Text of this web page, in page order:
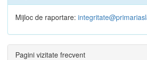
Mijloc de raportare:
Pagini vizitate frecvent